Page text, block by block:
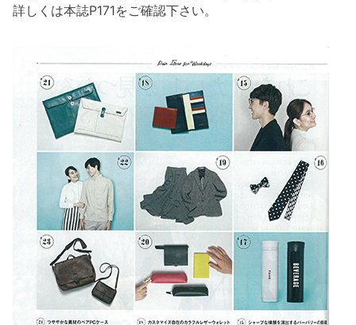
詳しくは本誌P171をご確認下さい。